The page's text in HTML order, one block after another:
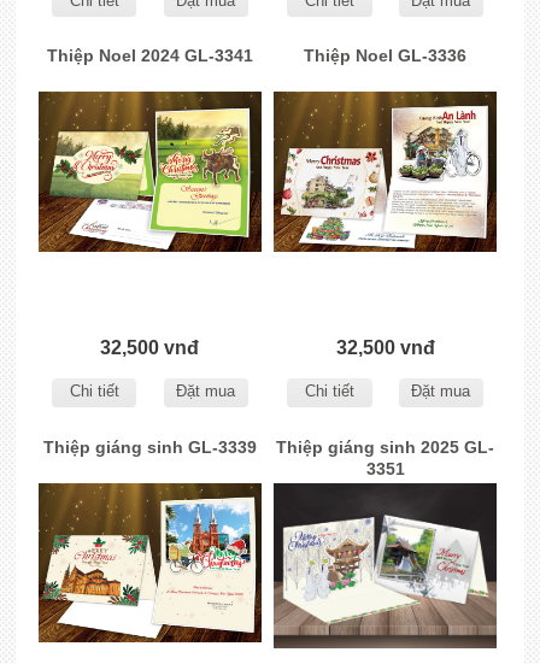
Thiệp Noel 2024 GL-3341
32,500 vnđ
Chi tiết Đặt mua
Thiệp Noel GL-3336
32,500 vnđ
Chi tiết Đặt mua
Thiệp giáng sinh GL-3339
Thiệp giáng sinh 2025 GL-
3351